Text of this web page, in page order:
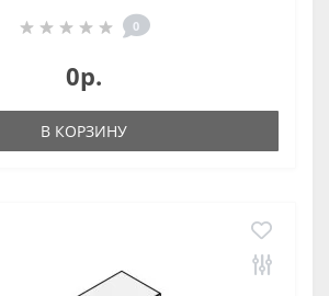
0
0р.
В КОРЗИНУ